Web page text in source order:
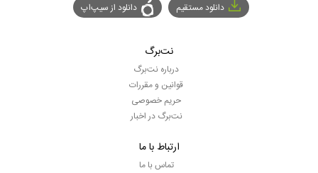
دانلود مستقیم دانلود از سیپ‌اپ
نت‌برگ
درباره نت‌برگ
قوانین و مقررات
حریم خصوصی
نت‌برگ در اخبار
ارتباط با ما
تماس با ما